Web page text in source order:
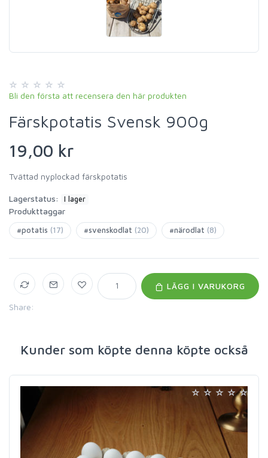
Bli den första att recensera den här produkten
Färskpotatis Svensk 900g
19,00 kr
Tvättad nyplockad färskpotatis
Lagerstatus: I lager
Produkttaggar
#potatis (17) #svenskodlat (20) #närodlat (8)
Share:
LÄGG I VARUKORG
Kunder som köpte denna köpte också